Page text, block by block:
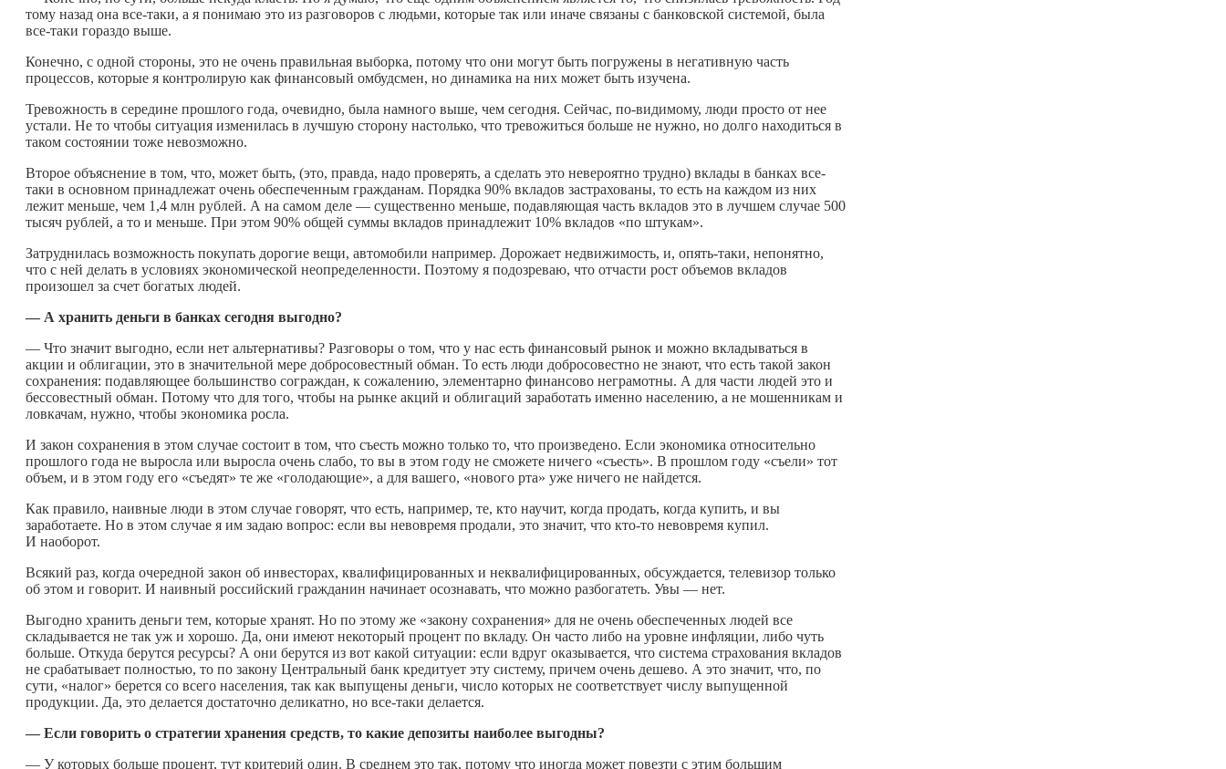
тому назад она все-таки, а я понимаю это из разговоров с людьми, которые так или иначе связаны с банковской системой, была
все-таки гораздо выше.
Конечно, с одной стороны, это не очень правильная выборка, потому что они могут быть погружены в негативную часть
процессов, которые я контролирую как финансовый омбудсмен, но динамика на них может быть изучена.
Тревожность в середине прошлого года, очевидно, была намного выше, чем сегодня. Сейчас, по-видимому, люди просто от нее
устали. Не то чтобы ситуация изменилась в лучшую сторону настолько, что тревожиться больше не нужно, но долго находиться в
таком состоянии тоже невозможно.
Второе объяснение в том, что, может быть, (это, правда, надо проверять, а сделать это невероятно трудно) вклады в банках все-
таки в основном принадлежат очень обеспеченным гражданам. Порядка 90% вкладов застрахованы, то есть на каждом из них
лежит меньше, чем 1,4 млн рублей. А на самом деле — существенно меньше, подавляющая часть вкладов это в лучшем случае 500
тысяч рублей, а то и меньше. При этом 90% общей суммы вкладов принадлежит 10% вкладов «по штукам».
Затруднилась возможность покупать дорогие вещи, автомобили например. Дорожает недвижимость, и, опять-таки, непонятно,
что с ней делать в условиях экономической неопределенности. Поэтому я подозреваю, что отчасти рост объемов вкладов
произошел за счет богатых людей.
— А хранить деньги в банках сегодня выгодно?
— Что значит выгодно, если нет альтернативы? Разговоры о том, что у нас есть финансовый рынок и можно вкладываться в
акции и облигации, это в значительной мере добросовестный обман. То есть люди добросовестно не знают, что есть такой закон
сохранения: подавляющее большинство сограждан, к сожалению, элементарно финансово неграмотны. А для части людей это и
бессовестный обман. Потому что для того, чтобы на рынке акций и облигаций заработать именно населению, а не мошенникам и
ловкачам, нужно, чтобы экономика росла.
И закон сохранения в этом случае состоит в том, что съесть можно только то, что произведено. Если экономика относительно
прошлого года не выросла или выросла очень слабо, то вы в этом году не сможете ничего «съесть». В прошлом году «съели» тот
объем, и в этом году его «съедят» те же «голодающие», а для вашего, «нового рта» уже ничего не найдется.
Как правило, наивные люди в этом случае говорят, что есть, например, те, кто научит, когда продать, когда купить, и вы
заработаете. Но в этом случае я им задаю вопрос: если вы невовремя продали, это значит, что кто-то невовремя купил.
И наоборот.
Всякий раз, когда очередной закон об инвесторах, квалифицированных и неквалифицированных, обсуждается, телевизор только
об этом и говорит. И наивный российский гражданин начинает осознавать, что можно разбогатеть. Увы — нет.
Выгодно хранить деньги тем, которые хранят. Но по этому же «закону сохранения» для не очень обеспеченных людей все
складывается не так уж и хорошо. Да, они имеют некоторый процент по вкладу. Он часто либо на уровне инфляции, либо чуть
больше. Откуда берутся ресурсы? А они берутся из вот какой ситуации: если вдруг оказывается, что система страхования вкладов
не срабатывает полностью, то по закону Центральный банк кредитует эту систему, причем очень дешево. А это значит, что, по
сути, «налог» берется со всего населения, так как выпущены деньги, число которых не соответствует числу выпущенной
продукции. Да, это делается достаточно деликатно, но все-таки делается.
— Если говорить о стратегии хранения средств, то какие депозиты наиболее выгодны?
— У которых больше процент, тут критерий один. В среднем это так, потому что иногда может повезти с этим большим